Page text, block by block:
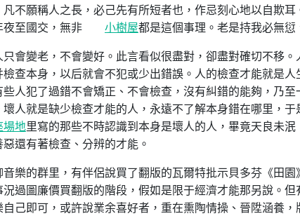
凡不願稱人之長，必己先有所短者也，作忌刻心地以自欺
夜至國交，無非
小樹屋都是這個事理。老是持我必無
只會變老，不會變好。此言看似很盡對，卻盡對確切不移
檢查本身，以后就會不犯或少出錯誤。人的檢查才能就是
些人犯了過錯不會矯正、不會檢查，沒有糾錯的能夠，乃
壞人就是缺少檢查才能的人，永遠不了解本身錯在哪里，
場地里寫的那些不時認識到本身是壞人的人，畢竟天良未
還有著檢查、分辨的才能。
音樂的群里，有伴侶說買了翻版的瓦爾特批示貝多芬《田
況過圖廉價買翻版的階段，假如是限于經濟才能那另說。
自己即可，或許說業余喜好者，重在熏陶情操、晉陞涵養